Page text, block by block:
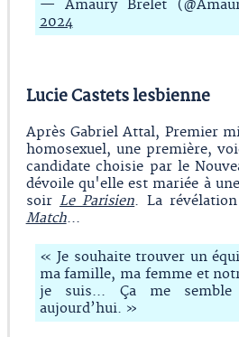
— Amaury Brelet
2024
Lucie Castets lesbienne
Après Gabriel Attal, Premier
homosexuel, une première,
candidate choisie par le
dévoile qu'elle est mariée à
soir Le Parisien. La
Match...
« Je souhaite trouver un
ma famille, ma femme et
je suis... Ça me semble
aujourd’hui. »